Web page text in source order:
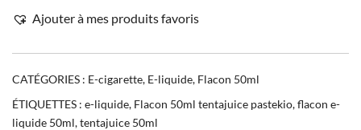
Ajouter à mes produits favoris
CATÉGORIES : E-cigarette, E-liquide, Flacon 50ml
ÉTIQUETTES : e-liquide, Flacon 50ml tentajuice pastekio,flacon e-
liquide 50ml,tentajuice 50ml